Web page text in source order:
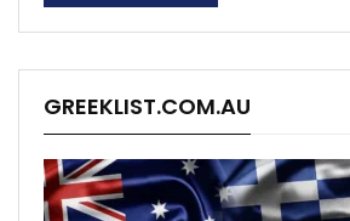
GREEKLIST.COM.AU